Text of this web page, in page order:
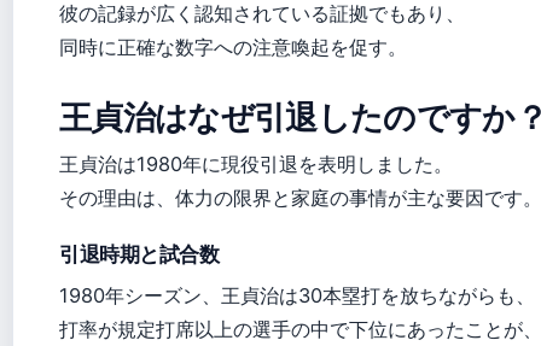
彼の記録が広く認知されている証拠でもあり、
同時に正確な数字への注意喚起を促す。
王貞治はなぜ引退したのですか
王貞治は1980年に現役引退を表明しました。
その理由は、体力の限界と家庭の事情が主な要因です。
引退時期と試合数
1980年シーズン、王貞治は30本塁打を放ちながらも、
打率が規定打席以上の選手の中で下位にあったことが、